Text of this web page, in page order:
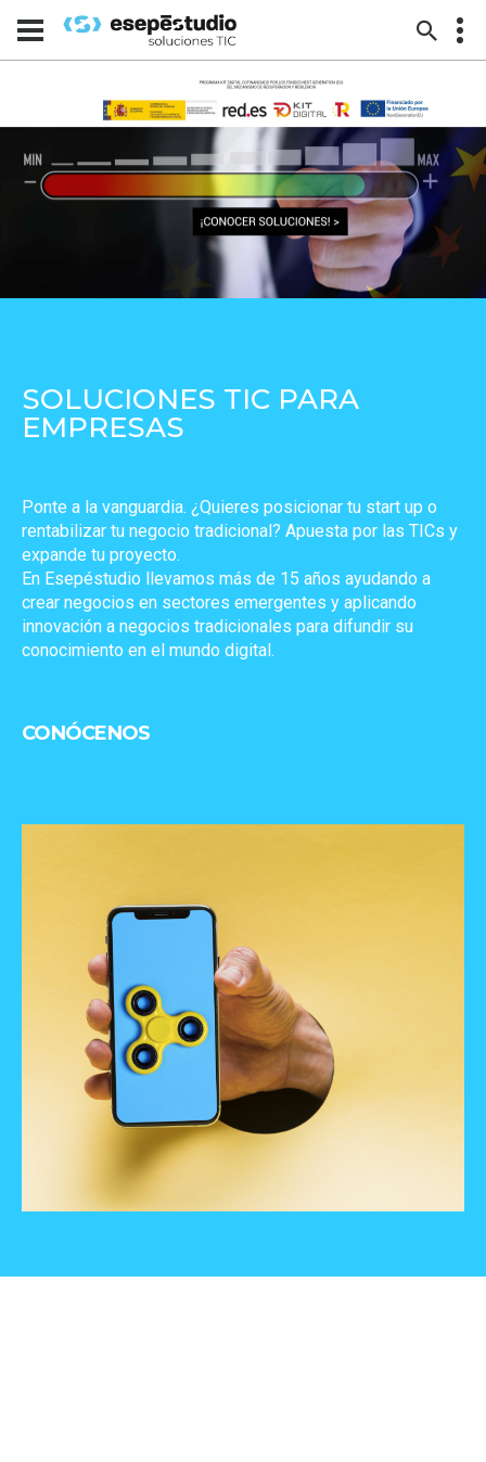
SOLUCIONES TIC PARA
EMPRESAS
Ponte a la vanguardia. ¿Quieres posicionar tu start up o
rentabilizar tu negocio tradicional? Apuesta por las TICs y
expande tu proyecto.
En Esepéstudio llevamos más de 15 años ayudando a
crear negocios en sectores emergentes y aplicando
innovación a negocios tradicionales para difundir su
conocimiento en el mundo digital.
CONÓCENOS